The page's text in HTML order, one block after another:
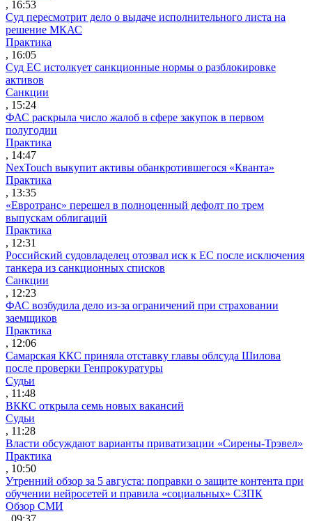
, 16:53
Суд пересмотрит дело о выдаче исполнительного листа на
решение МКАС
Практика
, 16:05
Суд ЕС истолкует санкционные нормы о разблокировке
активов
Санкции
, 15:24
ФАС раскрыла число жалоб в сфере закупок в первом
полугодии
Практика
, 14:47
NexTouch выкупит активы обанкротившегося «Кванта»
Практика
, 13:35
«Евротранс» перешел в полноценный дефолт по трем
выпускам облигаций
Практика
, 12:31
Российский судовладелец отозвал иск к ЕС после исключения
танкера из санкционных списков
Санкции
, 12:23
ФАС возбудила дело из-за ограничений при страховании
заемщиков
Практика
, 12:06
Самарская ККС приняла отставку главы облсуда Шилова
после проверки Генпрокуратуры
Судьи
, 11:48
ВККС открыла семь новых вакансий
Судьи
, 11:28
Власти обсуждают варианты приватизации «Сирены-Трэвел»
Практика
, 10:50
Утренний обзор за 5 августа: поправки о защите контента при
обучении нейросетей и правила «социальных» СЗПК
Обзор СМИ
, 09:37